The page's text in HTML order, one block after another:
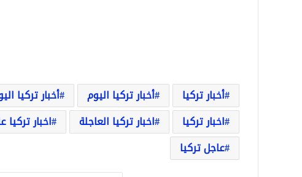
أخبار تركيا أخبار تركيا اليوم أخبار تركيا
اخبار تركيا
اخبار تركيا العاجلة اخبار تركيا
عاجل تركيا